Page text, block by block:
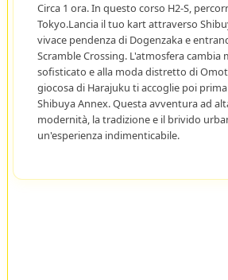
Circa 1 ora. In questo corso H2-S,
Tokyo.Lancia il tuo kart attraverso
vivace pendenza di Dogenzaka e
Scramble Crossing. L'atmosfera cambia
sofisticato e alla moda distretto di
giocosa di Harajuku ti accoglie poi
Shibuya Annex. Questa avventura ad
modernità, la tradizione e il brivido
un'esperienza indimenticabile.